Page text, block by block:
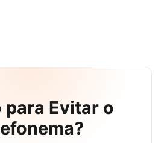
para Evitar o